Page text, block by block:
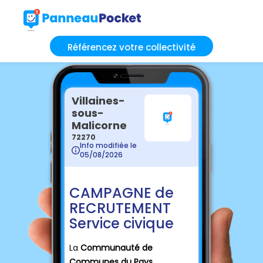
Référencez votre collectivité
Villaines-
sous-
Malicorne
72270
Info modifiée le
05/08/2026
CAMPAGNE de
RECRUTEMENT
Service civique
La Communauté de